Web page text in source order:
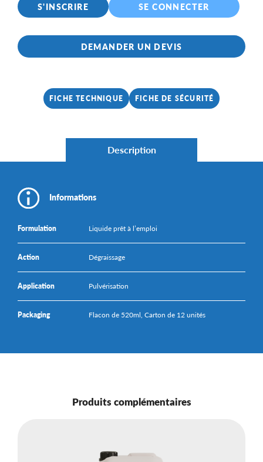
S'INSCRIRE
SE CONNECTER
DEMANDER UN DEVIS
FICHE TECHNIQUE FICHE DE SÉCURITÉ
Description
Informations
Formulation Liquide prêt à l’emploi
Action Dégraissage
Application Pulvérisation
Packaging Flacon de 520ml, Carton de 12 unités
Produits complémentaires